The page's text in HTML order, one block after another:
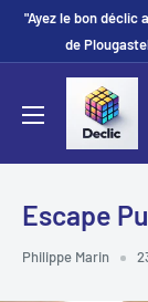
"Ayez le bon
de
Escape
Philippe Marin